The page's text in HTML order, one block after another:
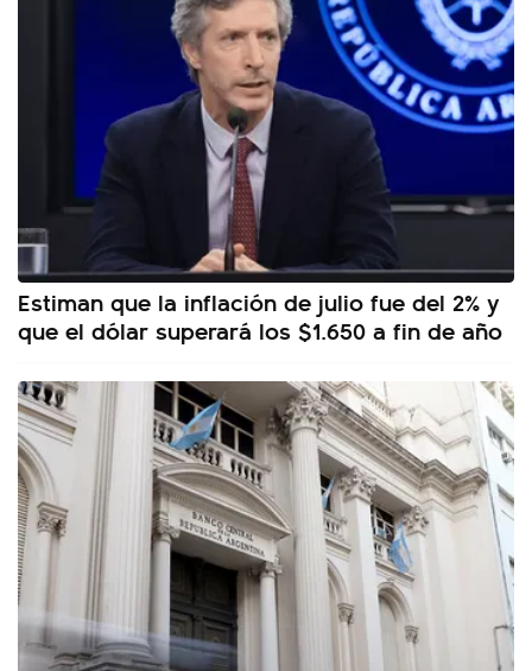
Estiman que la inflación de julio fue del 2% y
que el dólar superará los $1.650 a fin de año